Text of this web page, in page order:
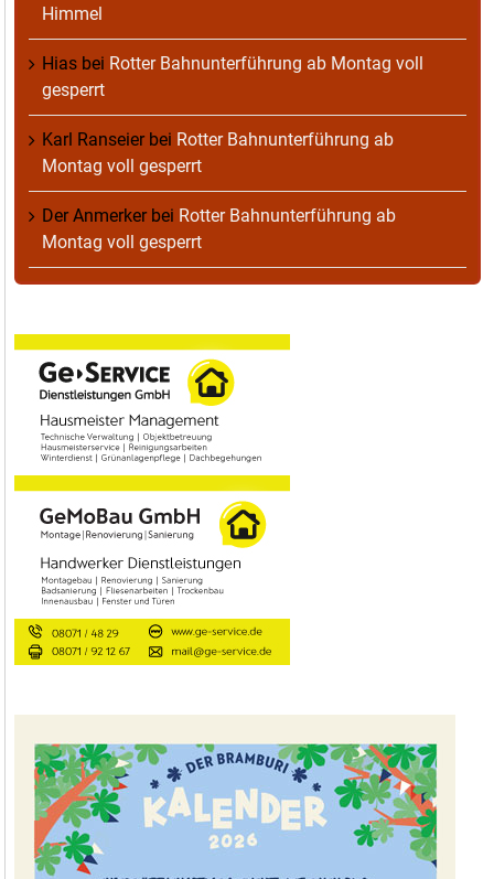
Himmel
Hias bei Rotter Bahnunterführung ab Montag voll
gesperrt
Karl Ranseierbei Rotter Bahnunterführung ab
Montag voll gesperrt
Der Anmerkerbei Rotter Bahnunterführung ab
Montag voll gesperrt